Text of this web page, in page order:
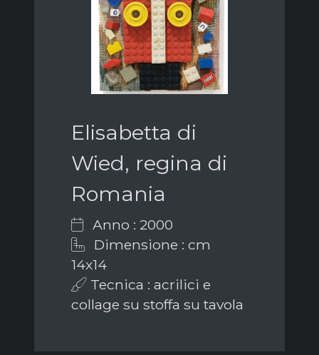
Elisabetta di
Wied, regina di
Romania
Anno : 2000
Dimensione : cm
14x14
Tecnica : acrilici e
collage su stoffa su tavola